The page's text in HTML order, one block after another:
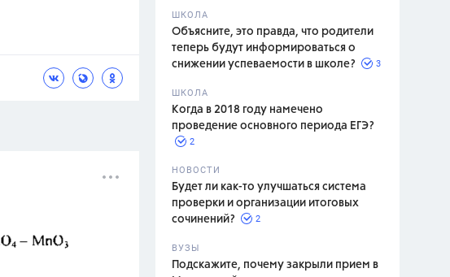
ШКОЛА
Объясните, это правда, что родители
теперь будут информироваться о
снижении успеваемости в школе?
3
ШКОЛА
Когда в 2018 году намечено
проведение основного периода ЕГЭ?
2
НОВОСТИ
Будет ли как-то улучшаться система
проверки и организации итоговых
сочинений?
2
ВУЗЫ
Подскажите, почему закрыли прием в